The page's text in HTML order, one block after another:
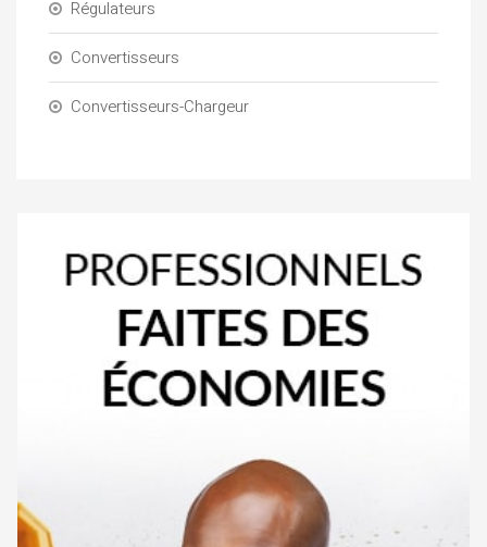
Régulateurs
Convertisseurs
Convertisseurs-Chargeur